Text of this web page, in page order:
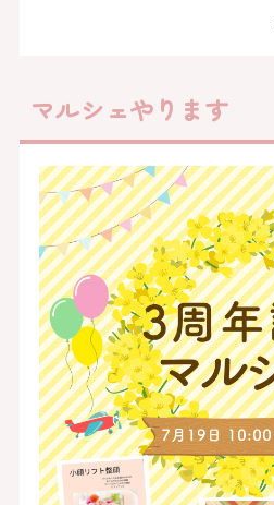
マルシェやります